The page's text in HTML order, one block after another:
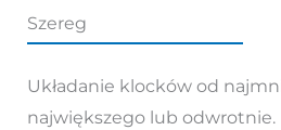
Szereg
Układanie klocków od
największego lub odwrotnie.